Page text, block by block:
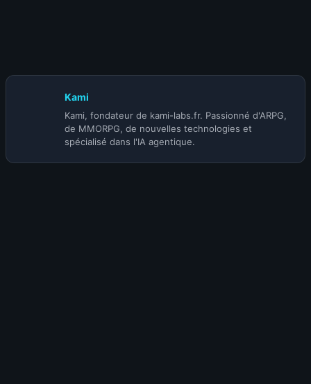
Kami
Kami, fondateur de kami-labs.fr. Passionné d'ARPG,
de MMORPG, de nouvelles technologies et
spécialisé dans l'IA agentique.